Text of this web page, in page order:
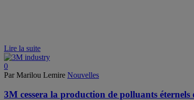
Lire la suite
0
Par Marilou Lemire Nouvelles
3M cessera la production de polluants éternels